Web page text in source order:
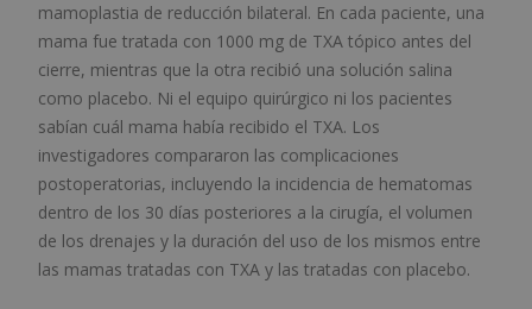
mamoplastia de reducción bilateral. En cada paciente, una
mama fue tratada con 1000 mg de TXA tópico antes del
cierre, mientras que la otra recibió una solución salina
como placebo. Ni el equipo quirúrgico ni los pacientes
sabían cuál mama había recibido el TXA. Los
investigadores compararon las complicaciones
postoperatorias, incluyendo la incidencia de hematomas
dentro de los 30 días posteriores a la cirugía, el volumen
de los drenajes y la duración del uso de los mismos entre
las mamas tratadas con TXA y las tratadas con placebo.